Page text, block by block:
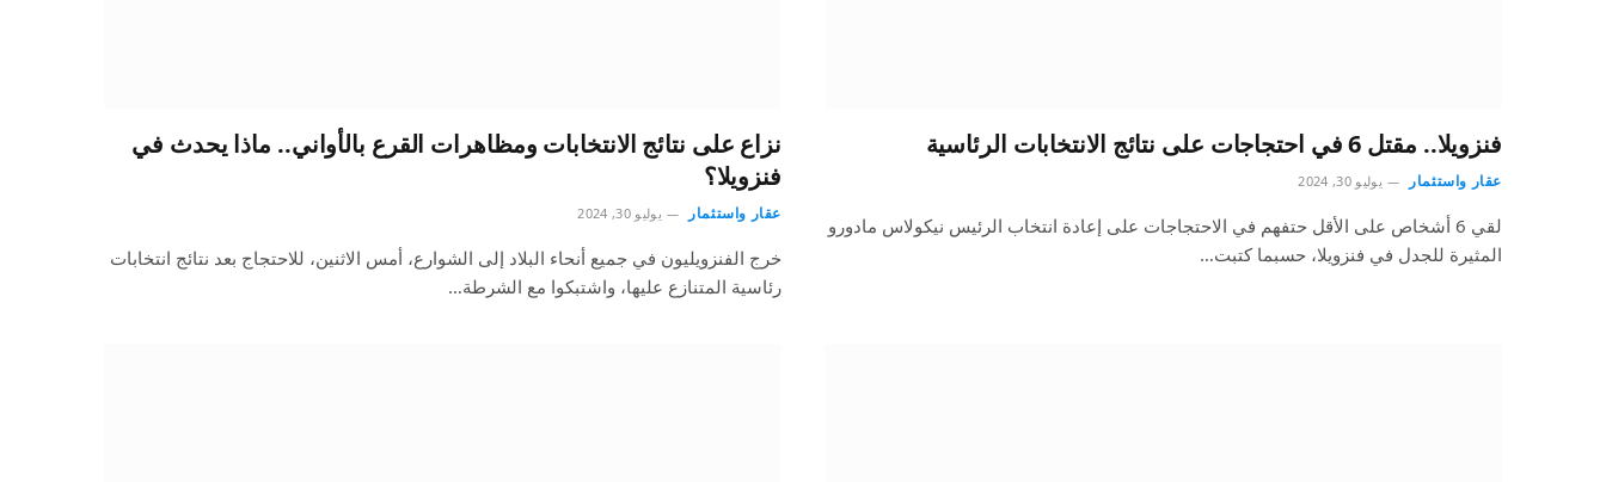
فنزويلا.. مقتل 6 في احتجاجات على نتائج الانتخابات الرئاسية
عقار واستثمار يوليو 30, 2024
لقي 6 أشخاص على الأقل حتفهم في الاحتجاجات على إعادة انتخاب الرئيس نيكولاس مادورو
المثيرة للجدل في فنزويلا، حسبما كتبت…
نزاع على نتائج الانتخابات ومظاهرات القرع بالأواني.. ماذا يحدث في
فنزويلا؟
عقار واستثمار يوليو 30, 2024
خرج الفنزويليون في جميع أنحاء البلاد إلى الشوارع، أمس الاثنين، للاحتجاج بعد نتائج انتخابات
رئاسية المتنازع عليها، واشتبكوا مع الشرطة…